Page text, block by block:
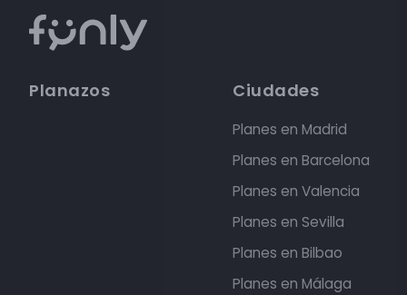
Planazos Ciudades
Planes en Madrid
Planes en Barcelona
Planes en Valencia
Planes en Sevilla
Planes en Bilbao
Planes en Málaga